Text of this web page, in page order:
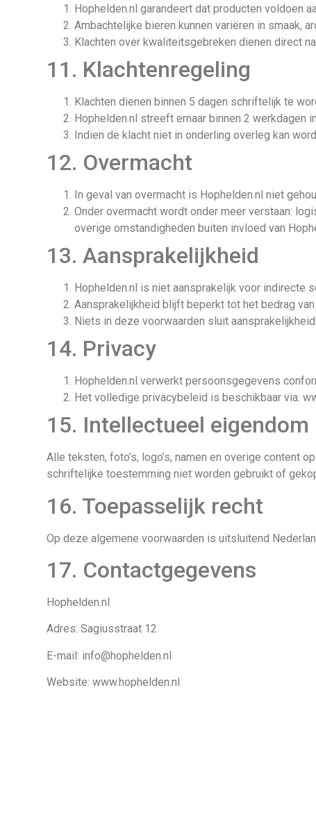
Hophelden.nl garandeert dat producten voldoen
Ambachtelijke bieren kunnen variëren in smaak,
Klachten over kwaliteitsgebreken dienen direct
11. Klachtenregeling
Klachten dienen binnen 5 dagen schriftelijk te
Hophelden.nl streeft ernaar binnen 2 werkdagen
Indien de klacht niet in onderling overleg kan
12. Overmacht
In geval van overmacht is Hophelden.nl niet
Onder overmacht wordt onder meer verstaan:
overige omstandigheden buiten invloed van
13. Aansprakelijkheid
Hophelden.nl is niet aansprakelijk voor
Aansprakelijkheid blijft beperkt tot het bedrag
Niets in deze voorwaarden sluit
14. Privacy
Hophelden.nl verwerkt persoonsgegevens
Het volledige privacybeleid is beschikbaar via:
15. Intellectueel eigendom
Alle teksten, foto’s, logo’s, namen en overige content
schriftelijke toestemming niet worden gebruikt of
16. Toepasselijk recht
Op deze algemene voorwaarden is uitsluitend
17. Contactgegevens
Hophelden.nl
Adres: Sagiusstraat 12
E-mail: info@hophelden.nl
Website: www.hophelden.nl